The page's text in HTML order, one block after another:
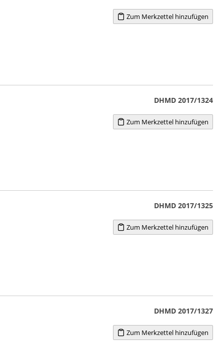
Zum Merkzettel hinzufügen
DHMD 2017/1324
Zum Merkzettel hinzufügen
DHMD 2017/1325
Zum Merkzettel hinzufügen
DHMD 2017/1327
Zum Merkzettel hinzufügen